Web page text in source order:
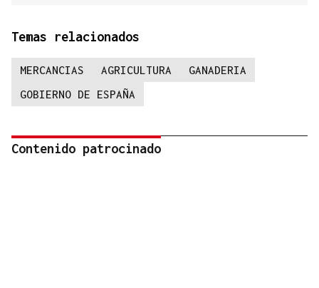
Temas relacionados
MERCANCIAS AGRICULTURA
GANADERIA
GOBIERNO DE ESPAÑA
Contenido patrocinado